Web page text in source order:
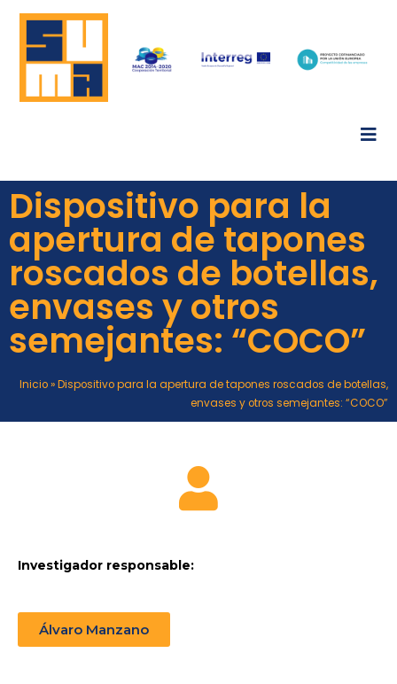
Dispositivo para la
apertura de tapones
roscados de botellas,
envases y otros
semejantes: “COCO”
Inicio»Dispositivo para la apertura de tapones roscados de botellas,
envases y otros semejantes: “COCO”
Investigador responsable:
Álvaro Manzano